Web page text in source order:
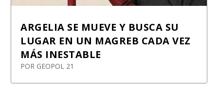
ARGELIA SE MUEVE Y BUSCA SU
LUGAR EN UN MAGREB CADA VEZ
MÁS INESTABLE
POR GEOPOL 21